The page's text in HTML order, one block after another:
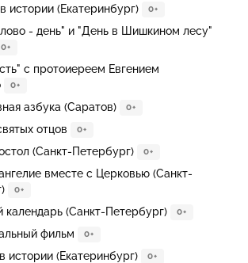
истории (Екатеринбург) 0+
- день" и "День в Шишкином лесу"
0+
с протоиереем Евгением
0+
азбука (Саратов) 0+
отцов 0+
(Санкт-Петербург) 0+
вместе с Церковью (Санкт-
0+
календарь (Санкт-Петербург) 0+
фильм 0+
истории (Екатеринбург) 0+